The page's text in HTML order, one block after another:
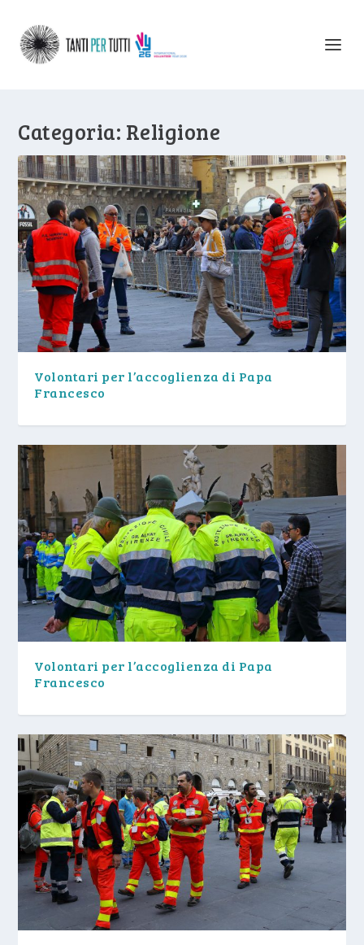
Categoria: Religione
Volontari per l’accoglienza di Papa
Francesco
Volontari per l’accoglienza di Papa
Francesco